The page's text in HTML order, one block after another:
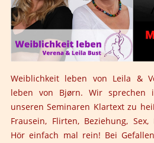
Weiblichkeit leben von Leila &
leben von Bjørn. Wir sprechen
unseren Seminaren Klartext zu
Frausein, Flirten, Beziehung,
Hör einfach mal rein! Bei